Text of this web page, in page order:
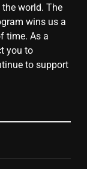
के ‘वोट चोरी’
में पीएम की
समन जारी
world. The
wins us a
time. As a
you to
to support